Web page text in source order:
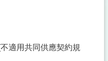
適用共同供應契約規